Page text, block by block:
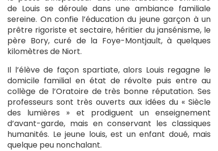
de Louis se déroule dans une ambiance familiale
sereine. On confie l’éducation du jeune garçon à un
prêtre rigoriste et sectaire, héritier du jansénisme, le
père Bory, curé de la Foye-Montjault, à quelques
kilomètres de Niort.
Il l’élève de façon spartiate, alors Louis regagne le
domicile familial en état de révolte puis entre au
collège de l’Oratoire de très bonne réputation. Ses
professeurs sont très ouverts aux idées du « Siècle
des lumières » et prodiguent un enseignement
d’avant-garde, mais en conservant les classiques
humanités. Le jeune louis, est un enfant doué, mais
quelque peu nonchalant.